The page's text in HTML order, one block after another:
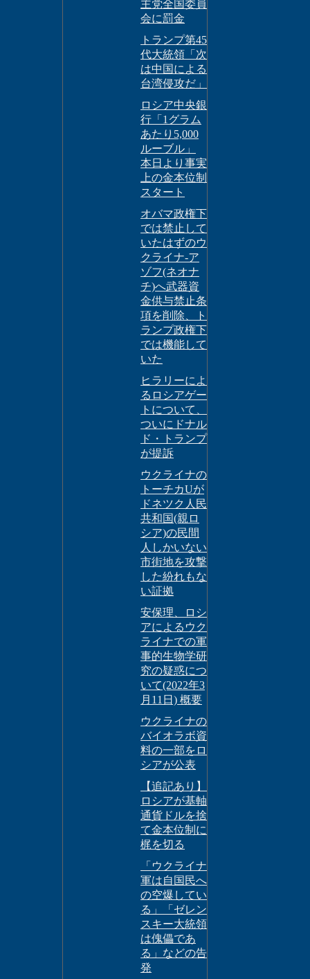
主党全国委員
会に罰金
トランプ第45
代大統領「次
は中国による
台湾侵攻だ」
ロシア中央銀
行「1グラム
あたり5,000
ルーブル」
本日より事実
上の金本位制
スタート
オバマ政権下
では禁止して
いたはずのウ
クライナ-ア
ゾフ(ネオナ
チ)へ武器資
金供与禁止条
項を削除、ト
ランプ政権下
では機能して
いた
ヒラリーによ
るロシアゲー
トについて、
ついにドナル
ド・トランプ
が提訴
ウクライナの
トーチカUが
ドネツク人民
共和国(親ロ
シア)の民間
人しかいない
市街地を攻撃
した紛れもな
い証拠
安保理、ロシ
アによるウク
ライナでの軍
事的生物学研
究の疑惑につ
いて(2022年3
月11日) 概要
ウクライナの
バイオラボ資
料の一部をロ
シアが公表
【追記あり】
ロシアが基軸
通貨ドルを捨
て金本位制に
梶を切る
「ウクライナ
軍は自国民へ
の空爆してい
る」「ゼレン
スキー大統領
は傀儡であ
る」などの告
発